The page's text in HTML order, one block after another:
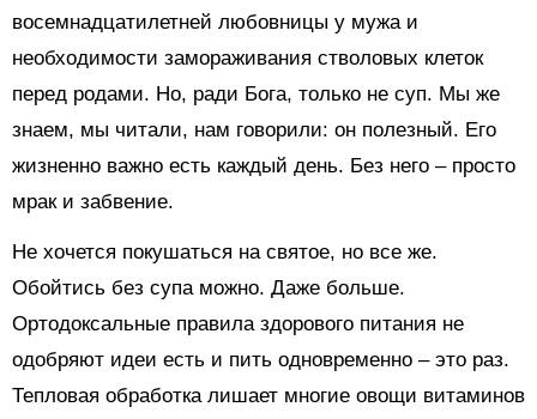
восемнадцатилетней любовницы у мужа и
необходимости замораживания стволовых клеток
перед родами. Но, ради Бога, только не суп. Мы же
знаем, мы читали, нам говорили: он полезный. Его
жизненно важно есть каждый день. Без него – просто
мрак и забвение.
Не хочется покушаться на святое, но все же.
Обойтись без супа можно. Даже больше.
Ортодоксальные правила здорового питания не
одобряют идеи есть и пить одновременно – это раз.
Тепловая обработка лишает многие овощи витаминов